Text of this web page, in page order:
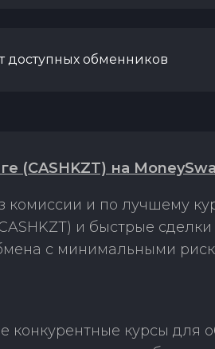
доступных обменников
(CASHKZT) на
и по лучшему
и быстрые
с минимальными
курсы для